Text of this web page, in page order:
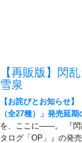
【再販版】閃
雪泉
【お詫びとお知らせ
（全27種）」発売延
を、ここに――。 『閃
タログ「OP」』の発